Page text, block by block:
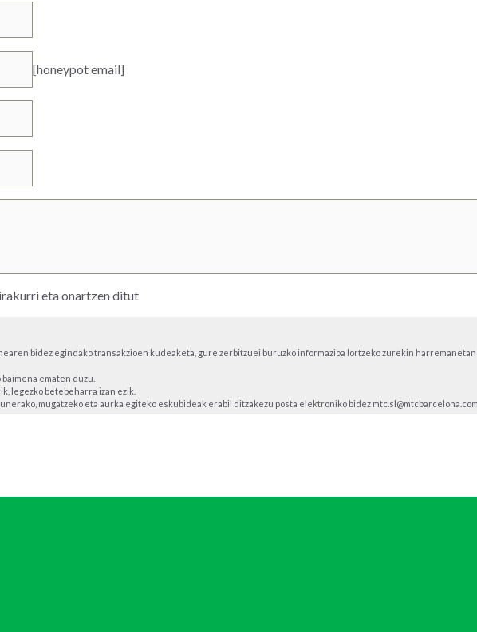
[honeypot email]
irakurri eta onartzen ditut
bidez egindako transakzioen kudeaketa, gure zerbitzuei buruzko informazioa lortzeko zurekin
ematen duzu.
legezko betebeharra izan ezik.
mugatzeko eta aurka egiteko eskubideak erabil ditzakezu posta elektroniko bidez mtc.sl@mtcbarcelona.com